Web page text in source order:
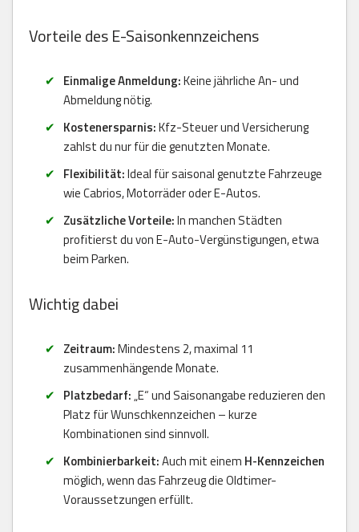
Vorteile des E-Saisonkennzeichens
Einmalige Anmeldung:Keine jährliche An- und
Abmeldung nötig.
Kostenersparnis:Kfz-Steuer und Versicherung
zahlst du nur für die genutzten Monate.
Flexibilität:Ideal für saisonal genutzte Fahrzeuge
wie Cabrios, Motorräder oder E-Autos.
Zusätzliche Vorteile:In manchen Städten
profitierst du von E-Auto-Vergünstigungen, etwa
beim Parken.
Wichtig dabei
Zeitraum:Mindestens 2, maximal 11
zusammenhängende Monate.
Platzbedarf:„E“ und Saisonangabe reduzieren den
Platz für Wunschkennzeichen – kurze
Kombinationen sind sinnvoll.
Kombinierbarkeit:Auch mit einem H-Kennzeichen
möglich, wenn das Fahrzeug die Oldtimer-
Voraussetzungen erfüllt.